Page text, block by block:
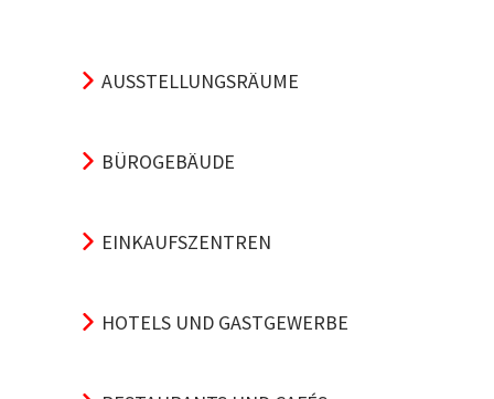
AUSSTELLUNGSRÄUME
BÜROGEBÄUDE
EINKAUFSZENTREN
HOTELS UND GASTGEWERBE